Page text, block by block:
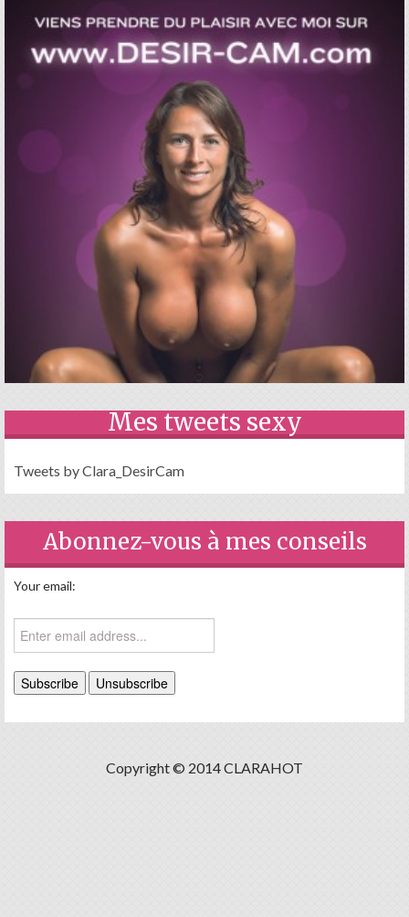
Mes tweets sexy
Tweets by Clara_DesirCam
Abonnez-vous à mes conseils
Your email:
Copyright © 2014 CLARAHOT